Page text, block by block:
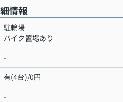
情報
駐輪場
バイク置場あり
-
有(4台)/0円
-